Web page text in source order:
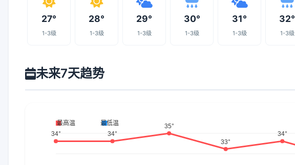
27°
1-3级
28°
1-3级
29°
1-3级
30°
1-3级
31°
1-3级
32°
1-3级
未来7天趋势